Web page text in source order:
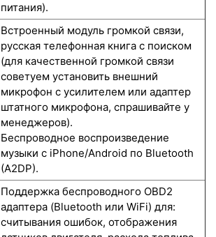
питания).
Встроенный модуль громкой связи,
русская телефонная книга с поиском
(для качественной громкой связи
советуем установить внешний
микрофон с усилителем или адаптер
штатного микрофона, спрашивайте у
менеджеров).
Беспроводное воспроизведение
музыки с iPhone/Android по Bluetooth
(A2DP).
Поддержка беспроводного OBD2
адаптера (Bluetooth или WiFi) для:
считывания ошибок, отображения